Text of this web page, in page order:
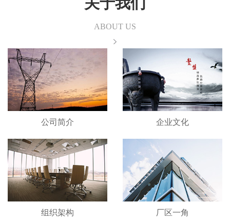
ABOUT US
公司简介 企业文化
组织架构 厂区一角